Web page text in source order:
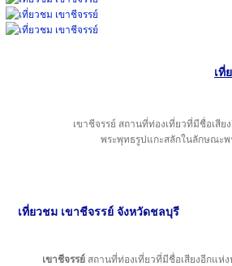
เที่
เขาชีจรรย์ สถานที่ท่องเที่ยวที่มีชื่อเสี
พระพุทธรูปแกะสลักในลักษณะ
เที่ยวชม เขาชีจรรย์ จังหวัดชลบุรี
เขาชีจรรย์ สถานที่ท่องเที่ยวที่มีชื่อเสียงอีกแห่